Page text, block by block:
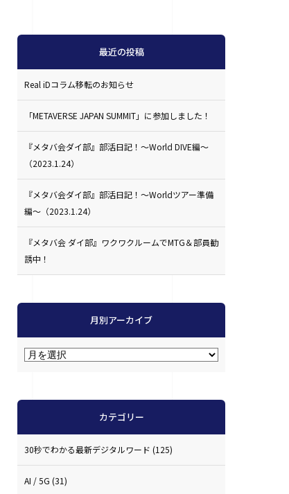
最近の投稿
Real iDコラム移転のお知らせ
「METAVERSE JAPAN SUMMIT」に参加しました！
『メタバ会ダイ部』部活日記！〜World DIVE編〜
（2023.1.24）
『メタバ会ダイ部』部活日記！〜Worldツアー準備
編〜（2023.1.24）
『メタバ会 ダイ部』ワクワクルームでMTG＆部員勧
誘中！
月別アーカイブ
カテゴリー
30秒でわかる最新デジタルワード (125)
AI / 5G (31)